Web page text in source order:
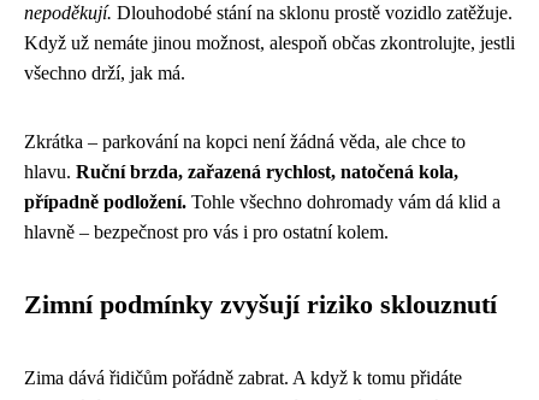
nepoděkují. Dlouhodobé stání na sklonu prostě vozidlo zatěžuje.
Když už nemáte jinou možnost, alespoň občas zkontrolujte, jestli
všechno drží, jak má.
Zkrátka – parkování na kopci není žádná věda, ale chce to
hlavu. Ruční brzda, zařazená rychlost, natočená kola,
případně podložení. Tohle všechno dohromady vám dá klid a
hlavně – bezpečnost pro vás i pro ostatní kolem.
Zimní podmínky zvyšují riziko sklouznutí
Zima dává řidičům pořádně zabrat. A když k tomu přidáte